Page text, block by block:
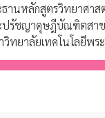
ธานหลักสูตรวิทยาศา
ปรัชญาดุษฎีบัณฑิตสาข
ทยาลัยเทคโนโลยีพร